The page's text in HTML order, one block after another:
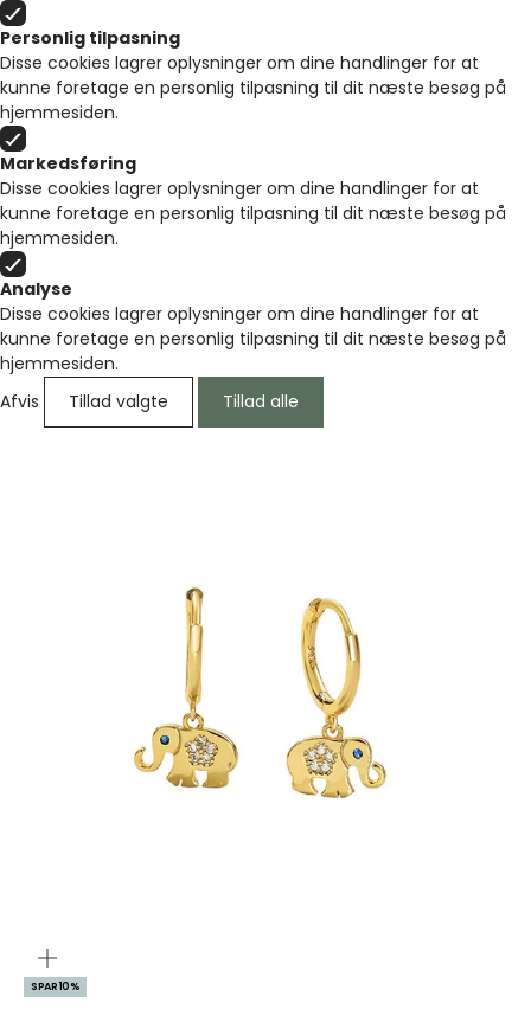
Personlig tilpasning
Disse cookies lagrer oplysninger om dine handlinger for at
kunne foretage en personlig tilpasning til dit næste besøg på
hjemmesiden.
Markedsføring
Disse cookies lagrer oplysninger om dine handlinger for at
kunne foretage en personlig tilpasning til dit næste besøg på
hjemmesiden.
Analyse
Disse cookies lagrer oplysninger om dine handlinger for at
kunne foretage en personlig tilpasning til dit næste besøg på
hjemmesiden.
Afvis
Tillad valgte Tillad alle
SPAR 10%